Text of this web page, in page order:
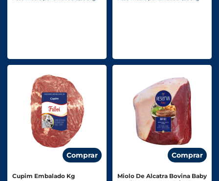
Comprar
Cupim Embalado Kg
Comprar
Miolo De Alcatra Bovina Baby